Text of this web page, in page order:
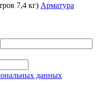
7,4 кг) Арматура
данных